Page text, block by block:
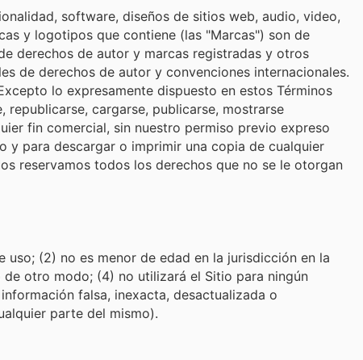
software, diseños de sitios web, audio, video,
y logotipos que contiene (las "Marcas") son de
derechos de autor y marcas registradas y otros
de derechos de autor y convenciones internacionales.
lo expresamente dispuesto en estos Términos
cargarse, publicarse, mostrarse
fin comercial, sin nuestro permiso previo expreso
y para descargar o imprimir una copia de cualquier
reservamos todos los derechos que no se le otorgan
(2) no es menor de edad en la jurisdicción en la
otro modo; (4) no utilizará el Sitio para ningún
falsa, inexacta, desactualizada o
parte del mismo).